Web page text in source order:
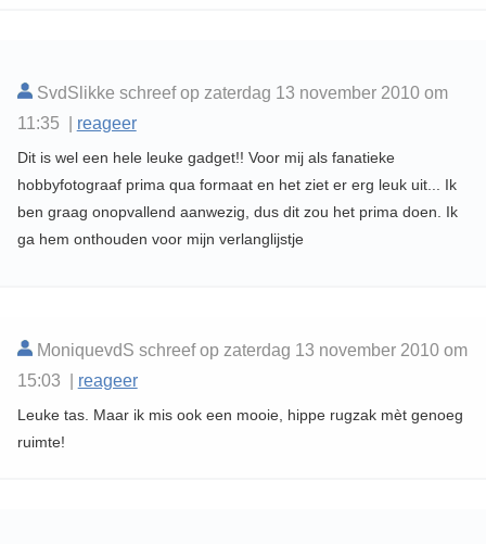
SvdSlikke schreef op zaterdag 13 november 2010 om
11:35 | reageer
Dit is wel een hele leuke gadget!! Voor mij als fanatieke
hobbyfotograaf prima qua formaat en het ziet er erg leuk uit... Ik
ben graag onopvallend aanwezig, dus dit zou het prima doen. Ik
ga hem onthouden voor mijn verlanglijstje
MoniquevdS schreef op zaterdag 13 november 2010 om
15:03 | reageer
Leuke tas. Maar ik mis ook een mooie, hippe rugzak mèt genoeg
ruimte!